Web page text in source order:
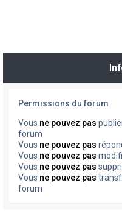
Permissions du forum
Vous ne pouvez pas
forum
Vous ne pouvez pas
Vous ne pouvez pas
Vous ne pouvez pas
Vous ne pouvez pas
forum